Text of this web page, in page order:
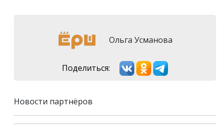
Ольга Усманова
Поделиться:
Новости партнёров